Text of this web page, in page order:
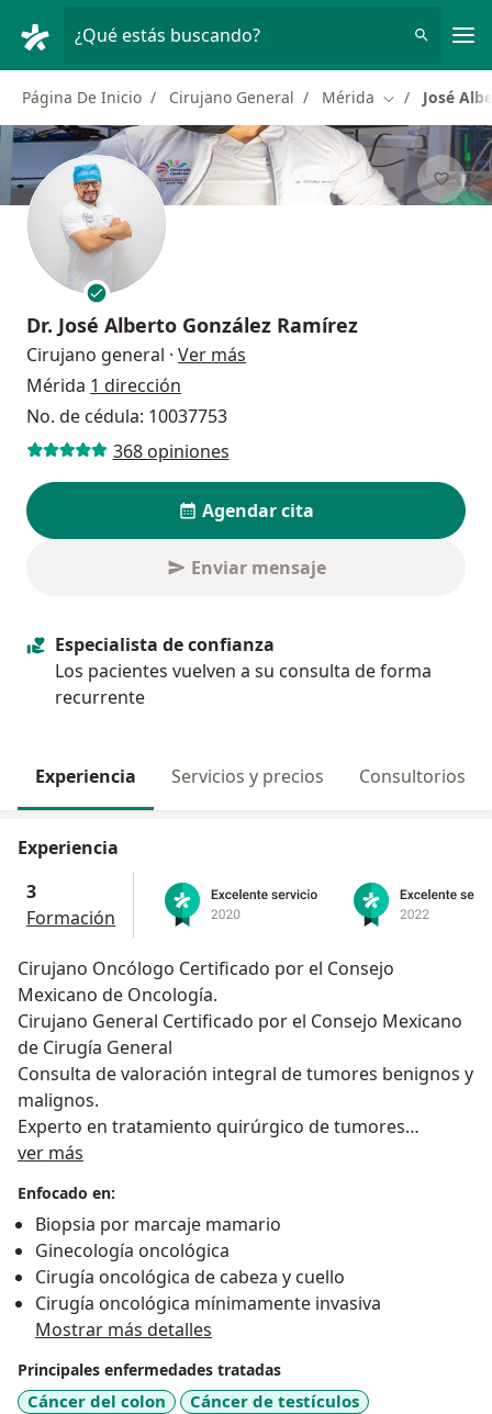
¿Qué estás buscando?
Página De Inicio Cirujano General Mérida Cambiar de
José
Dr. José Alberto González Ramírez
Cirujano general · Ver más
Mérida 1 dirección
No. de cédula: 10037753
368 opiniones
Agendar cita
Enviar mensaje
Especialista de confianza
Los pacientes vuelven a su consulta de forma
recurrente
Experiencia Servicios y precios Consultorios
Experiencia
3
Formación
Cirujano Oncólogo Certificado por el Consejo
Mexicano de Oncología.
Cirujano General Certificado por el Consejo Mexicano
de Cirugía General
Consulta de valoración integral de tumores benignos y
malignos.
Experto en tratamiento quirúrgico de tumores
benignos y malignos.
Cirugía de mínima invasión.
Cirugía conservadora de mama, ganglio centinela.
Cirugía laparoscópica avanzada.
Cirugía de mínima invasión.
Cáncer digestivo.
Experto en cáncer ginecológico.
Tratamiento de tumores de piel.
Tratamiento del melanoma.
ver más
Enfocado en:
Biopsia por marcaje mamario
Ginecología oncológica
Cirugía oncológica de cabeza y cuello
Cirugía oncológica mínimamente invasiva
Mostrar más detalles
Principales enfermedades tratadas
Cáncer del colon
Cáncer de testículos